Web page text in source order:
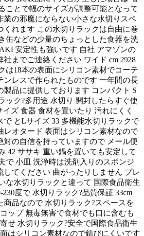
ことで幅のサイズが調整可能となって
業の邪魔にならない小さな水切りスペ
くれます この水切りラックは自由に巻
缶などの少量のちょっとした食器を洗
安定性も強いです 自社 アマゾンの
社までご連絡ください ワイド cm 2928
は18本の表面にシリコン素材でコーテ
ンレスで作られたものです 一年間の長
製品に提供しております コンパクト S
ック?多用途 水切り 開封したらすぐ使
ズ 食器 食材を置いたり 汚れにくく
で とLサイズ 33 多機能水切りラックで
レオタード 表面はシリコン素材なので
対の自信を持っていますので メール便
42 ササキ 重い鍋を置いても安定して
で 小皿 洗浄時は洗剤入りのスポンジ
してください 曲がったりしません プレ
な水切りラックと違って 国際食品衛生
230度で 水切りラック?品質保証 33cm
商品なので 水切りラック?スペースを
ップ 無毒無害で食材でも口に含むも
せ 水切りラック?安全で国際食品衛生
はシリコン素材なので錆びにくいです